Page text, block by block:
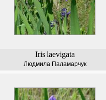
Iris laevigata
Людмила Паламарчук